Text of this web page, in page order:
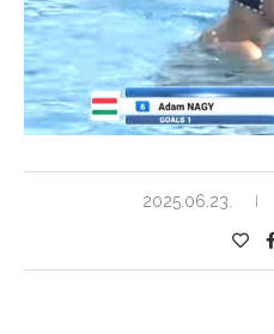
2025.06.23.